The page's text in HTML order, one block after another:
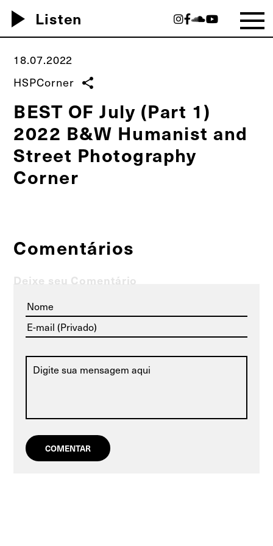
play_arrow Listen
18.07.2022
HSPCorner share
BEST OF July (Part 1)
2022 B&W Humanist and
Street Photography
Corner
Comentários
Deixe seu Comentário